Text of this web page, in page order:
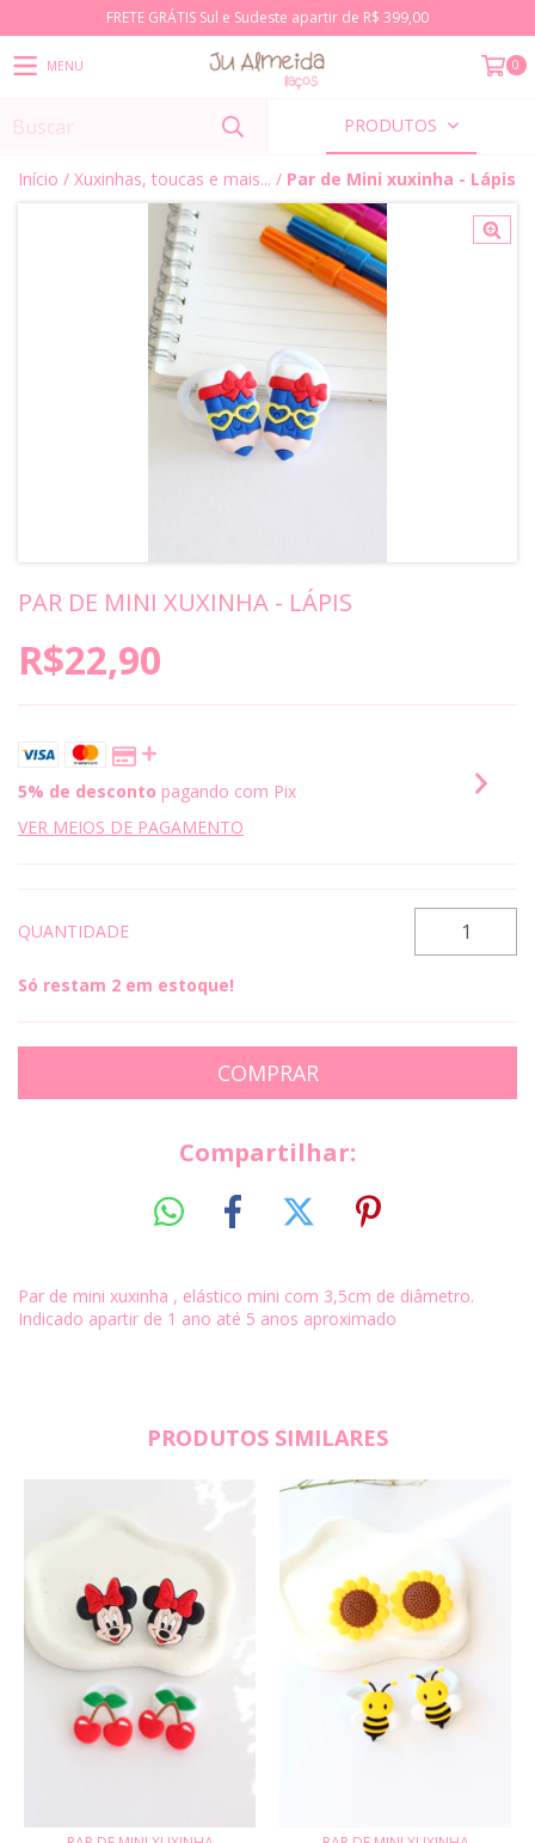
FRETE GRÁTIS Sul e Sudeste apartir de R$ 399,00
MENU 0
PRODUTOS
Início / Xuxinhas, toucas e mais... / Par de Mini xuxinha - Lápis
PAR DE MINI XUXINHA - LÁPIS
R$22,90
5% de desconto pagando com Pix
VER MEIOS DE PAGAMENTO
QUANTIDADE
Só restam 2 em estoque!
Compartilhar:
Par de mini xuxinha , elástico mini com 3,5cm de diâmetro.
Indicado apartir de 1 ano até 5 anos aproximado
PRODUTOS SIMILARES